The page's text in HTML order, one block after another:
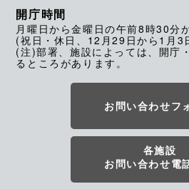
開庁時間
月曜日から金曜日の午前8時30分
(祝日・休日、12月29日から1月3
(注)部署、施設によっては、開庁
るところがあります。
お問い合わせフ
各施設
お問い合わせ電